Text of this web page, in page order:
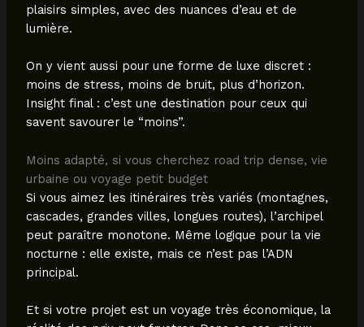
plaisirs simples, avec des nuances d’eau et de
lumière.
On y vient aussi pour une forme de luxe discret :
moins de stress, moins de bruit, plus d’horizon.
Insight final : c’est une destination pour ceux qui
savent savourer le “moins”.
Moins adapté, si vous cherchez road trip dense, vie
urbaine ou voyage petit budget
Si vous aimez les itinéraires très variés (montagnes,
cascades, grandes villes, longues routes), l’archipel
peut paraître monotone. Même logique pour la vie
nocturne : elle existe, mais ce n’est pas l’ADN
principal.
Et si votre projet est un voyage très économique, la